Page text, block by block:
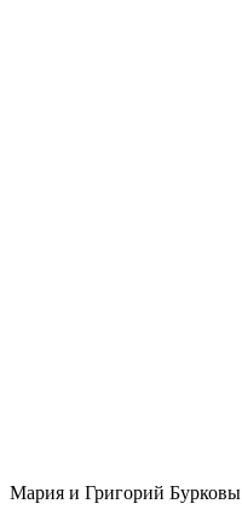
Мария и Григорий Бурковы